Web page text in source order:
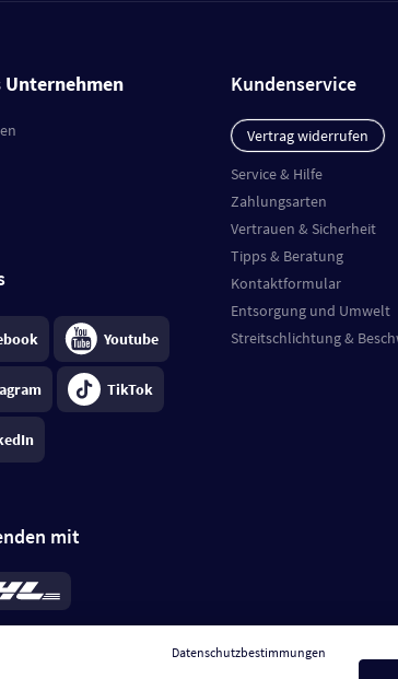
Unternehmen
Youtube
TikTok
mit
€; bei Kühlware zzgl. 0,99 €
insgesamt 7,94 €. Lieferzeit3-
Kundenservice
Vertrag widerrufen
Service & Hilfe
Zahlungsarten
Vertrauen & Sicherheit
Tipps & Beratung
Kontaktformular
Entsorgung und Umwelt
Streitschlichtung &
Datenschutzbestimmungen